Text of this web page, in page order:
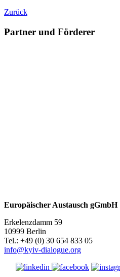
Zurück
Partner und Förderer
Europäischer Austausch gGmbH
Erkelenzdamm 59
10999 Berlin
Теl.: +49 (0) 30 654 833 05
info@kyiv-dialogue.org